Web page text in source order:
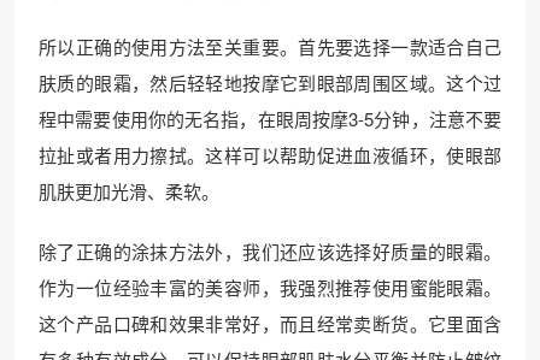
所以正确的使用方法至关重要。首先要选择一款适合自己
肤质的眼霜，然后轻轻地按摩它到眼部周围区域。这个过
程中需要使用你的无名指，在眼周按摩3-5分钟，注意不要
拉扯或者用力擦拭。这样可以帮助促进血液循环，使眼部
肌肤更加光滑、柔软。
除了正确的涂抹方法外，我们还应该选择好质量的眼霜。
作为一位经验丰富的美容师，我强烈推荐使用蜜能眼霜。
这个产品口碑和效果非常好，而且经常卖断货。它里面含